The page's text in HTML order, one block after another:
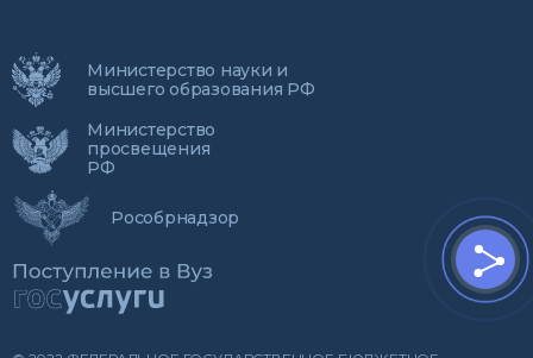
Министерство науки и
высшего образования РФ
Министерство
просвещения
РФ
Рособрнадзор